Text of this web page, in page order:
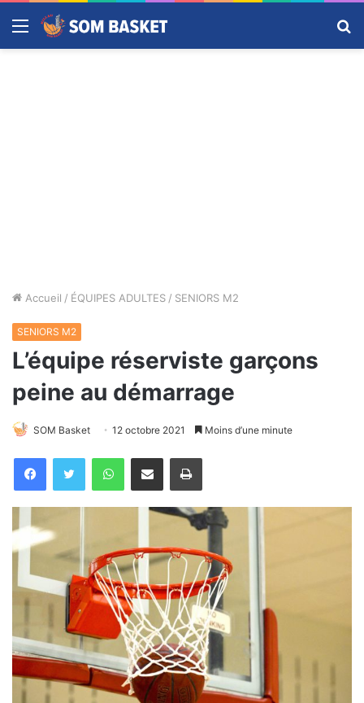
Menu
Accueil / ÉQUIPES ADULTES / SENIORS M2
SENIORS M2
L’équipe réserviste garçons
peine au démarrage
SOM Basket 12 octobre 2021 Moins d’une minute